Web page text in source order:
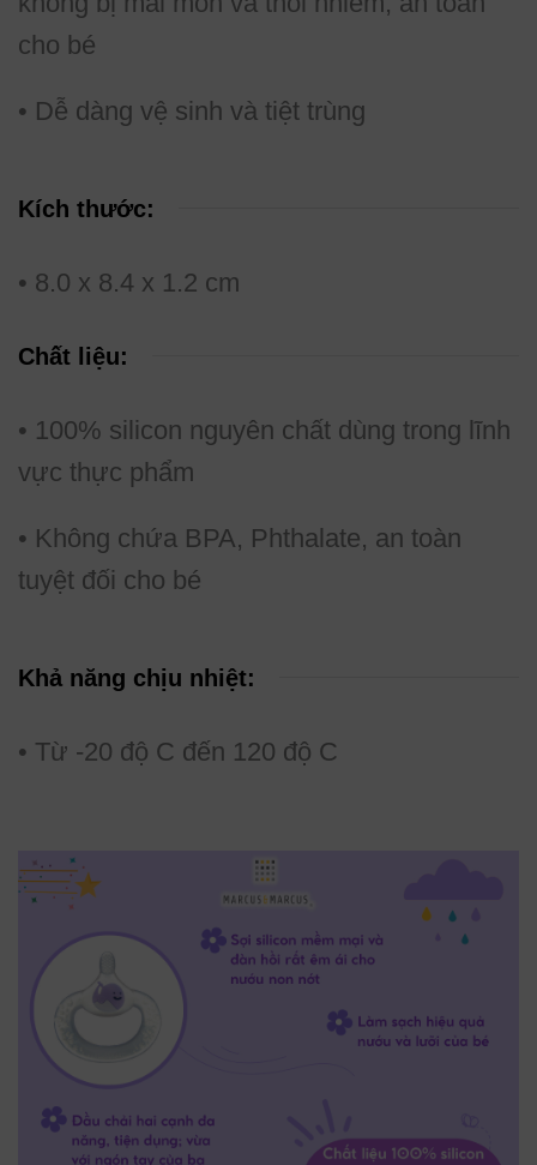
cho bé
• Dễ dàng vệ sinh và tiệt trùng
Kích thước:
• 8.0 x 8.4 x 1.2 cm
Chất liệu:
• 100% silicon nguyên chất dùng trong lĩnh
vực thực phẩm
• Không chứa BPA, Phthalate, an toàn
tuyệt đối cho bé
Khả năng chịu nhiệt:
• Từ -20 độ C đến 120 độ C